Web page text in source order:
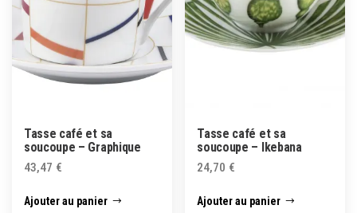
Tasse café et sa
soucoupe – Graphique
43,47 €
Ajouter au panier
Tasse café et sa
soucoupe – Ikebana
24,70 €
Ajouter au panier